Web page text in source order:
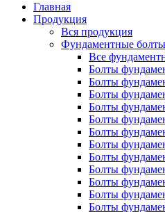
Главная
Продукция
Вся продукция
Фундаментные болты
Все
Болты
Болты
Болты
Болты
Болты
Болты
Болты
Болты
Болты
Болты
Болты
Болты